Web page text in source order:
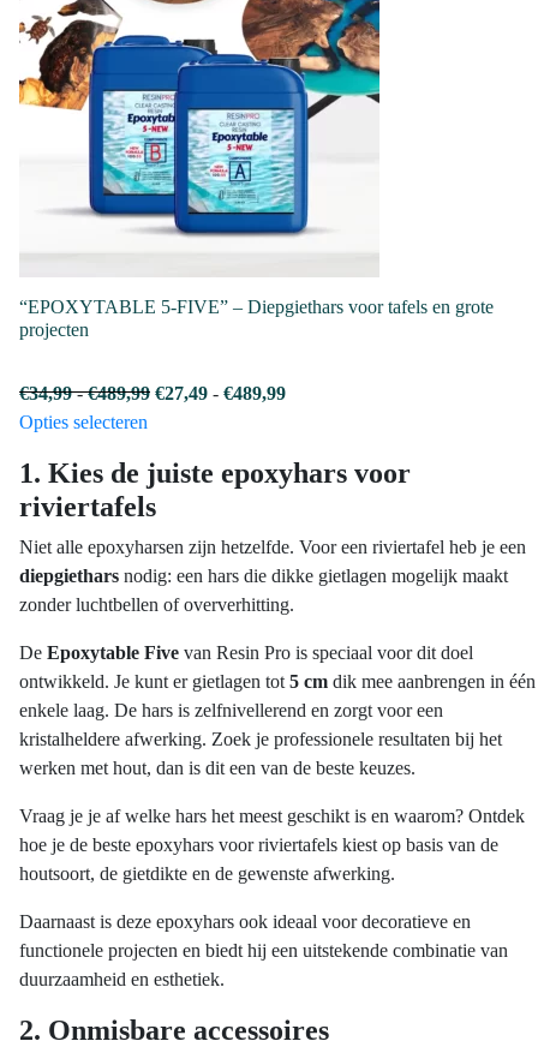
optie
gekozen
worden
op
de
productpagina
“EPOXYTABLE 5-FIVE” – Diepgiethars voor tafels en grote
projecten
€34,99 - €489,99Prijsklasse:
€489,99
€27,49 - €489,99Prijsklasse:
€489,99
Opties selecteren
heeft
meerdere
variaties.
Deze
optie
gekozen
worden
op
de
productpagina
1. Kies de juiste epoxyhars voor
riviertafels
Niet alle epoxyharsen zijn hetzelfde. Voor een riviertafel heb je een
diepgiethars nodig: een hars die dikke gietlagen mogelijk maakt
zonder luchtbellen of oververhitting.
De Epoxytable Five van Resin Pro is speciaal voor dit doel
ontwikkeld. Je kunt er gietlagen tot 5 cm dik mee aanbrengen in één
enkele laag. De hars is zelfnivellerend en zorgt voor een
kristalheldere afwerking. Zoek je professionele resultaten bij het
werken met hout, dan is dit een van de beste keuzes.
Vraag je je af welke hars het meest geschikt is en waarom? Ontdek
hoe je de beste epoxyhars voor riviertafels kiest op basis van de
houtsoort, de gietdikte en de gewenste afwerking.
Daarnaast is deze epoxyhars ook ideaal voor decoratieve en
functionele projecten en biedt hij een uitstekende combinatie van
duurzaamheid en esthetiek.
2. Onmisbare accessoires